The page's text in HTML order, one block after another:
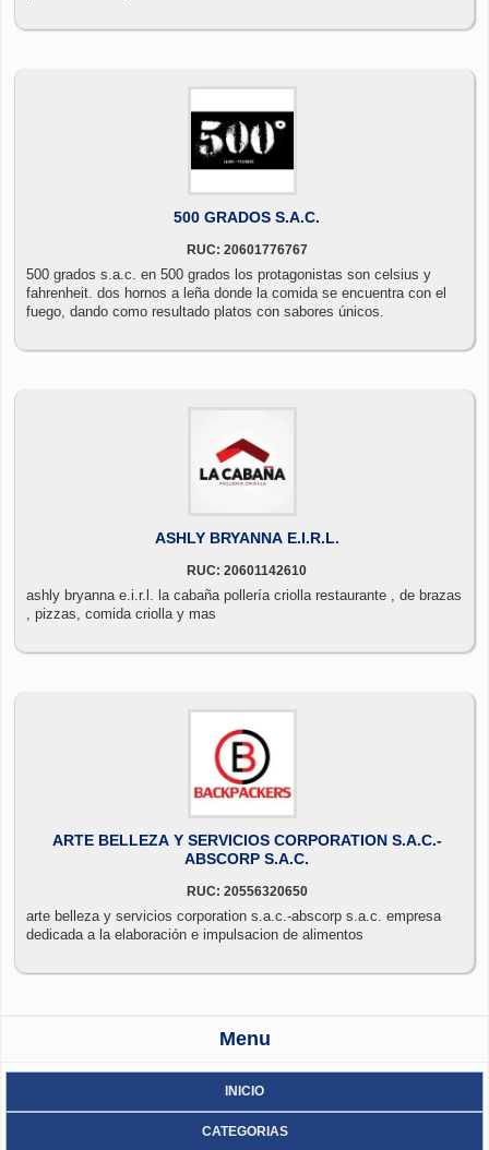
500 GRADOS S.A.C.
RUC: 20601776767
500 grados s.a.c. en 500 grados los protagonistas son celsius y
fahrenheit. dos hornos a leña donde la comida se encuentra con el
fuego, dando como resultado platos con sabores únicos.
ASHLY BRYANNA E.I.R.L.
RUC: 20601142610
ashly bryanna e.i.r.l. la cabaña pollería criolla restaurante , de brazas
, pizzas, comida criolla y mas
ARTE BELLEZA Y SERVICIOS CORPORATION S.A.C.-
ABSCORP S.A.C.
RUC: 20556320650
arte belleza y servicios corporation s.a.c.-abscorp s.a.c. empresa
dedicada a la elaboración e impulsacion de alimentos
Menu
INICIO
CATEGORIAS